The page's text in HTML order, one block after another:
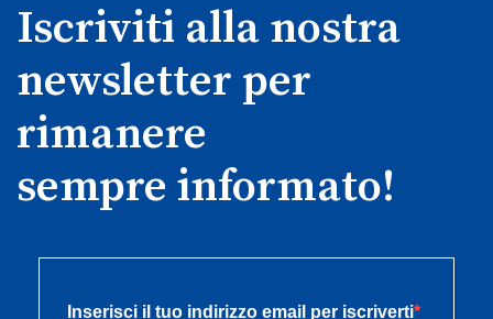
Iscriviti alla nostra
newsletter per
rimanere
sempre informato!